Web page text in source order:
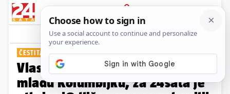
PRIJAVA
Show
ČESTITALI IM I RIHANNA, J.LO, DRAKE
Vlasnik Sokol Marića je oženio
mladu Kolumbijku, za 24sata je